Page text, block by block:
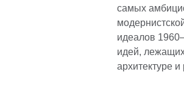
самых
идеалов
идей,
архитектуре